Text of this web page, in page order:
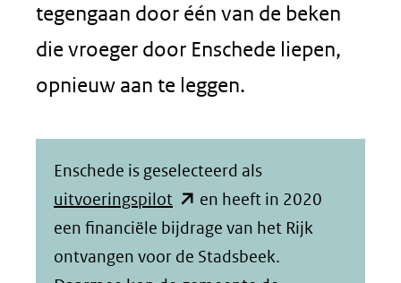
tegengaan door één van de beken
die vroeger door Enschede liepen,
opnieuw aan te leggen.
Enschede is geselecteerd als
uitvoeringspilot (opent
in
nieuw
en heeft in 2020
een financiële bijdrage van het Rijk
ontvangen voor de Stadsbeek.